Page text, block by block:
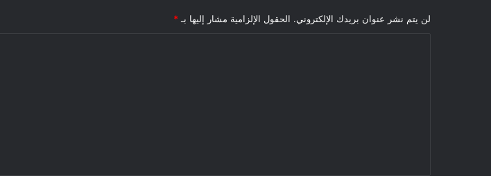
لن يتم نشر عنوان بريدك الإلكتروني. الحقول الإلزامية مشار إليها بـ *